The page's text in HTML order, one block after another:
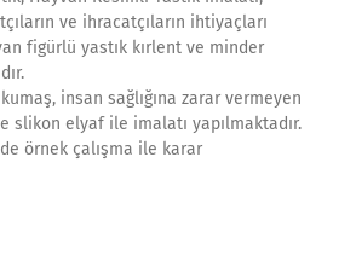
ve ihracatçıların ihtiyaçları
figürlü yastık kırlent ve minder
insan sağlığına zarar vermeyen
slikon elyaf ile imalatı yapılmaktadır.
örnek çalışma ile karar